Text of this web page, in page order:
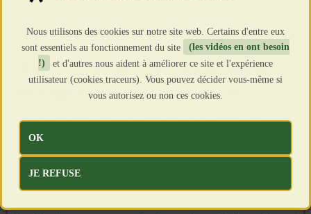
milliers de militaires à la frontière mexicaine.
"Le vieillissement de la population
pourrait ralentir la croissance"
Selon des estimations des Nations unies, "la
population totale va se réduire dans près de la
moitié des pays développés d'ici le milieu du
siècle". Les travailleurs dans la force de l'âge vont
Nous utilisons des cookies sur notre site web. Certains d'entre eux
sont essentiels au fonctionnement du site
(les vidéos en ont besoin
!)
et d'autres nous aident à améliorer ce site et l'expérience
utilisateur (cookies traceurs). Vous pouvez décider vous-même si
vous autorisez ou non ces cookies.
OK
JE REFUSE